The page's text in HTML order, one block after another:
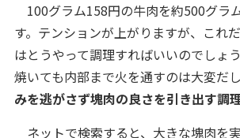
100グラム158円の牛肉を約500グラ
す。テンションが上がりますが、これ
はとうやって調理すればいいのでしょ
焼いても内部まで火を通すのは大変だ
みを逃がさず塊肉の良さを引き出す調
ネットで検索すると、大きな塊肉を